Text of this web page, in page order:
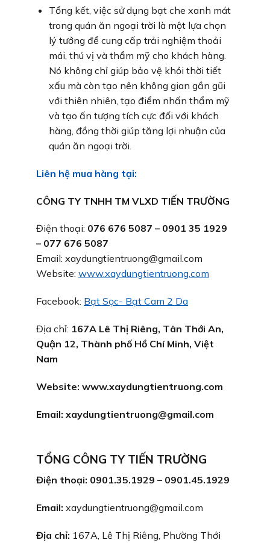
Tổng kết, việc sử dụng bạt che xanh mát
trong quán ăn ngoại trời là một lựa chọn
lý tưởng để cung cấp trải nghiệm thoải
mái, thú vị và thẩm mỹ cho khách hàng.
Nó không chỉ giúp bảo vệ khỏi thời tiết
xấu mà còn tạo nên không gian gần gũi
với thiên nhiên, tạo điểm nhấn thẩm mỹ
và tạo ấn tượng tích cực đối với khách
hàng, đồng thời giúp tăng lợi nhuận của
quán ăn ngoại trời.
Liên hệ mua hàng tại:
CÔNG TY TNHH TM VLXD TIẾN TRƯỜNG
Điện thoại: 076 676 5087 – 0901 35 1929
– 077 676 5087
Email: xaydungtientruong@gmail.com
Website: www.xaydungtientruong.com
Facebook: Bạt Sọc- Bạt Cam 2 Da
Địa chỉ: 167A Lê Thị Riêng, Tân Thới An,
Quận 12, Thành phố Hồ Chí Minh, Việt
Nam
Website: www.xaydungtientruong.com
Email: xaydungtientruong@gmail.com
TỔNG CÔNG TY TIẾN TRƯỜNG
Điện thoại: 0901.35.1929 – 0901.45.1929
Email: xaydungtientruong@gmail.com
Địa chỉ: 167A, Lê Thị Riêng, Phường Thới